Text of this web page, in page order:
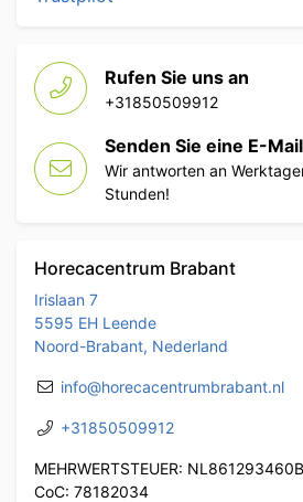
Rufen Sie uns an
+31850509912
Senden Sie eine E-Mail
Wir antworten an
Stunden!
Horecacentrum Brabant
Irislaan 7
5595 EH Leende
Noord-Brabant, Nederland
info@horecacentrumbrabant.nl
+31850509912
MEHRWERTSTEUER:
CoC: 78182034